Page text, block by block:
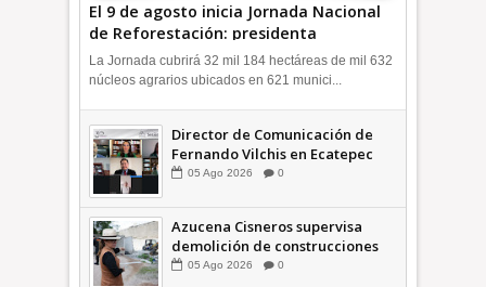
El 9 de agosto inicia Jornada Nacional
de Reforestación: presidenta
Sheinbaum +Video INFORMATIVA
La Jornada cubrirá 32 mil 184 hectáreas de mil 632
núcleos agrarios ubicados en 621 munici...
Director de Comunicación de
Fernando Vilchis en Ecatepec
financió publicaciones en redes
Cisneros: TEEM INFORMATIVA
05 Ago 2026 0
Azucena Cisneros supervisa
demolición de construcciones
ilegales en zona federal
05 Ago 2026 0